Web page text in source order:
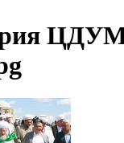
ЦДУМ